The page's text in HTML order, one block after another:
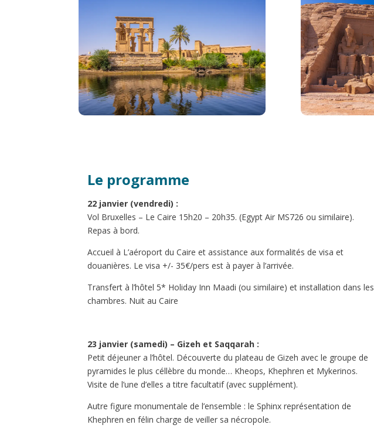
Le programme
22 janvier (vendredi) :
Vol Bruxelles – Le Caire 15h20 – 20h35. (Egypt Air MS726 ou similaire).
Repas à bord.
Accueil à L’aéroport du Caire et assistance aux formalités de visa et
douanières. Le visa +/- 35€/pers est à payer à l’arrivée.
Transfert à l’hôtel 5* Holiday Inn Maadi (ou similaire) et installation dans les
chambres. Nuit au Caire
23 janvier (samedi) – Gizeh et Saqqarah :
Petit déjeuner a l’hôtel. Découverte du plateau de Gizeh avec le groupe de
pyramides le plus céllèbre du monde… Kheops, Khephren et Mykerinos.
Visite de l’une d’elles a titre facultatif (avec supplément).
Autre figure monumentale de l’ensemble : le Sphinx représentation de
Khephren en félin charge de veiller sa nécropole.